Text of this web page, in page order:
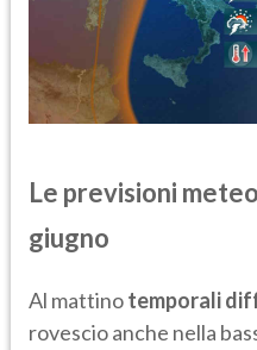
Le previsioni
giugno
Al mattinotemporali
rovescio anche nella